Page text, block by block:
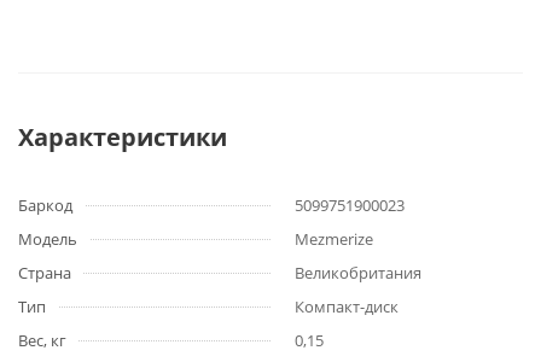
Характеристики
Баркод
5099751900023
Модель
Mezmerize
Страна
Великобритания
Тип
Компакт-диск
Вес, кг
0,15